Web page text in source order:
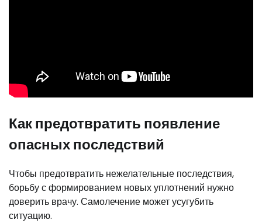
Как предотвратить появление
опасных последствий
Чтобы предотвратить нежелательные последствия,
борьбу с формированием новых уплотнений нужно
доверить врачу. Самолечение может усугубить
ситуацию.